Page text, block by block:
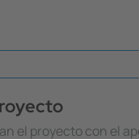
el proyecto con el